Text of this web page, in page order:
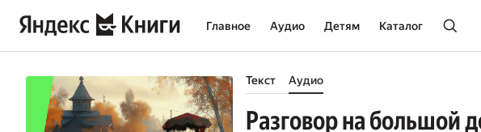
Главное Аудио Детям Каталог
Текст Аудио
Разговор на большой